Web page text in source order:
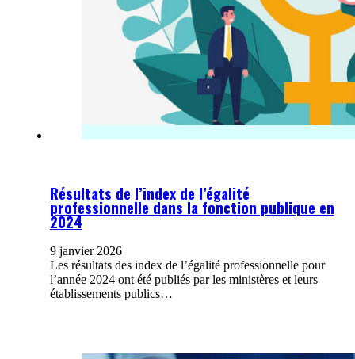
Résultats de l’index de l’égalité
professionnelle dans la fonction publique en
2024
9 janvier 2026
Les résultats des index de l’égalité professionnelle pour
l’année 2024 ont été publiés par les ministères et leurs
établissements publics…